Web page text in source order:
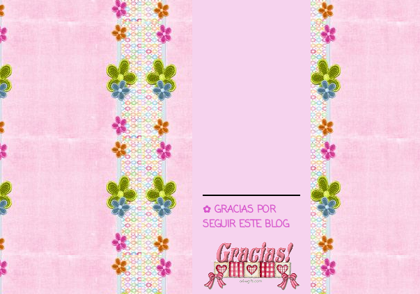
✿ GRACIAS POR
SEGUIR ESTE BLOG